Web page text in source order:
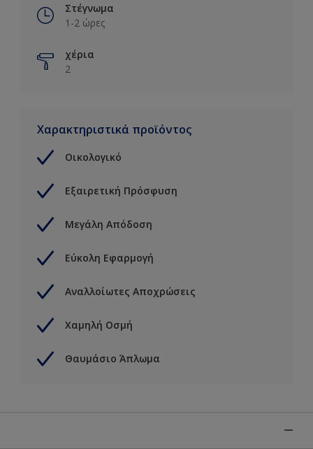
Στέγνωμα
1-2 ώρες
χέρια
2
Χαρακτηριστικά προϊόντος
Οικολογικό
Εξαιρετική Πρόσφυση
Μεγάλη Απόδοση
Εύκολη Εφαρμογή
Αναλλοίωτες Αποχρώσεις
Χαμηλή Οσμή
Θαυμάσιο Άπλωμα